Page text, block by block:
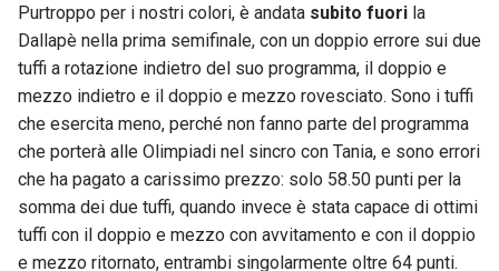
Purtroppo per i nostri colori, è andata subito fuori la
Dallapè nella prima semifinale, con un doppio errore sui due
tuffi a rotazione indietro del suo programma, il doppio e
mezzo indietro e il doppio e mezzo rovesciato. Sono i tuffi
che esercita meno, perché non fanno parte del programma
che porterà alle Olimpiadi nel sincro con Tania, e sono errori
che ha pagato a carissimo prezzo: solo 58.50 punti per la
somma dei due tuffi, quando invece è stata capace di ottimi
tuffi con il doppio e mezzo con avvitamento e con il doppio
e mezzo ritornato, entrambi singolarmente oltre 64 punti.